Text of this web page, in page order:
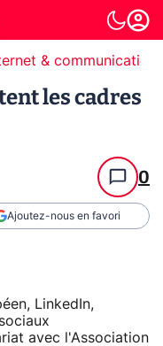
& communication
les cadres
0
Ajoutez-nous en favori
LinkedIn,
avec l'Association